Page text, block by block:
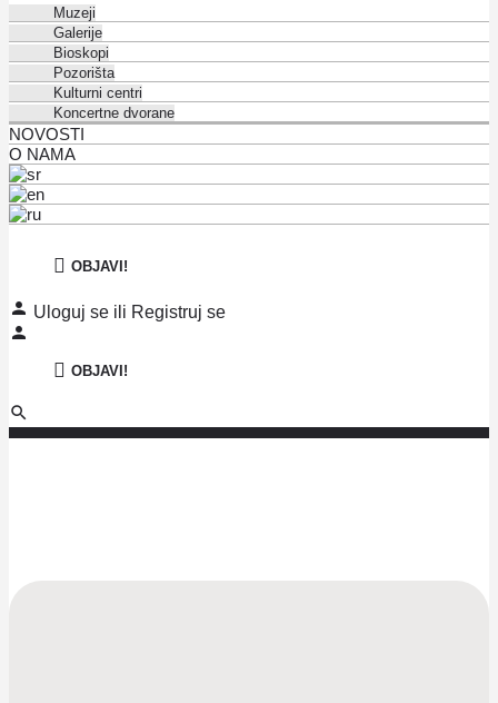
Muzeji
Galerije
Bioskopi
Pozorišta
Kulturni centri
Koncertne dvorane
NOVOSTI
O NAMA
OBJAVI!
Uloguj se ili Registruj se
OBJAVI!